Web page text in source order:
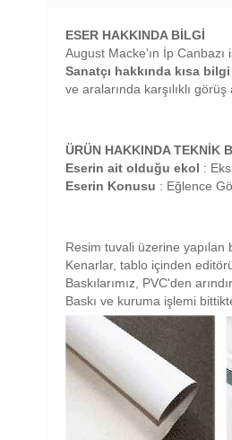
ESER HAKKINDA BİLGİ
August Macke'ın İp
Sanatçı hakkında kısa bilgi
ve aralarında karşılıklı
ÜRÜN HAKKINDA TEKNİK
Eserin ait olduğu ekol :
Eserin Konusu : Eğlence
Resim tuvali üzerine yapılan
Kenarlar, tablo içinden
Baskılarımız, PVC'den
Baskı ve kuruma işlemi